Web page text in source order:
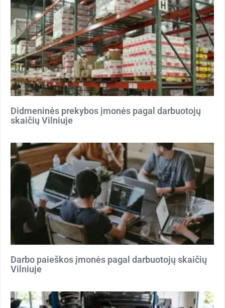
Didmeninės prekybos įmonės pagal darbuotojų
skaičių Vilniuje
Darbo paieškos įmonės pagal darbuotojų skaičių
Vilniuje